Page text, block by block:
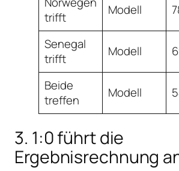
trifft
Modell
Senegal
trifft
Modell
Beide
treffen
Modell
3. 1:0 führt die
Ergebnisrechnung